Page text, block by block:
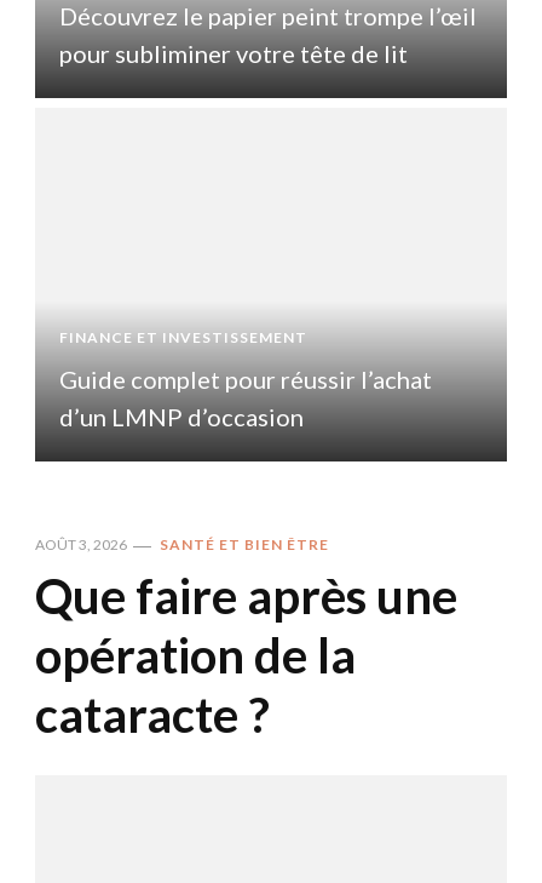
Découvrez le papier peint trompe l’œil
pour subliminer votre tête de lit
FINANCE ET INVESTISSEMENT
Guide complet pour réussir l’achat
d’un LMNP d’occasion
AOÛT 3, 2026 SANTÉ ET BIEN ÊTRE
Que faire après une
opération de la
cataracte ?